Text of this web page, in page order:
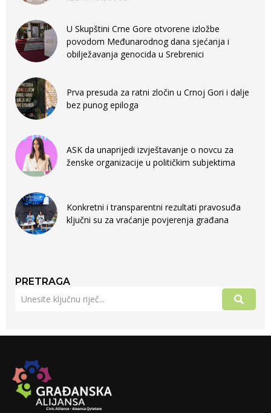
U Skupštini Crne Gore otvorene izložbe
povodom Međunarodnog dana sjećanja i
obilježavanja genocida u Srebrenici
Prva presuda za ratni zločin u Crnoj Gori i dalje
bez punog epiloga
ASK da unaprijedi izvještavanje o novcu za
ženske organizacije u političkim subjektima
Konkretni i transparentni rezultati pravosuđa
ključni su za vraćanje povjerenja građana
PRETRAGA